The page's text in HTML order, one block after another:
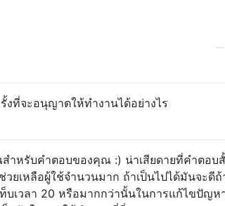
งที่จะอนุญาตให้ทำงานได้อย่างไร
หรับคำตอบของคุณ :) น่าเสียดายที่คำตอบ
วยเหลือผู้ใช้จำนวนมาก ถ้าเป็นไปได้มันจะดี
บเวลา 20 หรือมากกว่านั้นในการแก้ไขปัญ